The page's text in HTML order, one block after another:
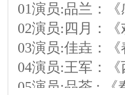
01演员:品兰：
02演员:四月：
03演员:佳垚：
04演员:王军：
05演员:品茶 : 《